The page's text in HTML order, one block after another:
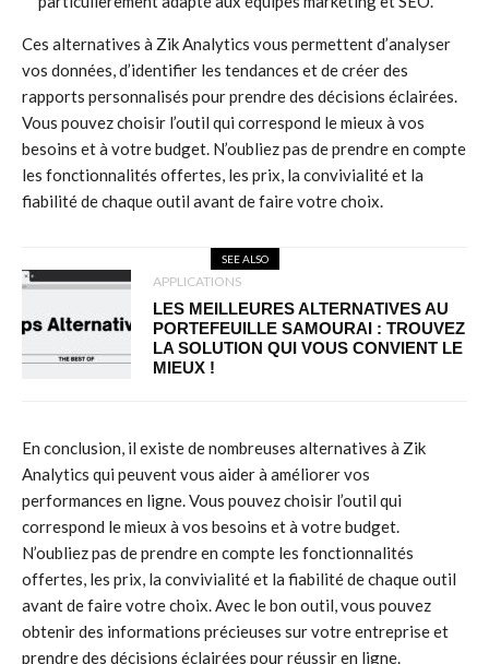
Ces alternatives à Zik Analytics vous permettent d’analyser
vos données, d’identifier les tendances et de créer des
rapports personnalisés pour prendre des décisions éclairées.
Vous pouvez choisir l’outil qui correspond le mieux à vos
besoins et à votre budget. N’oubliez pas de prendre en compte
les fonctionnalités offertes, les prix, la convivialité et la
fiabilité de chaque outil avant de faire votre choix.
SEE ALSO
APPLICATIONS
LES MEILLEURES ALTERNATIVES AU
PORTEFEUILLE SAMOURAI : TROUVEZ
LA SOLUTION QUI VOUS CONVIENT LE
MIEUX !
En conclusion, il existe de nombreuses alternatives à Zik
Analytics qui peuvent vous aider à améliorer vos
performances en ligne. Vous pouvez choisir l’outil qui
correspond le mieux à vos besoins et à votre budget.
N’oubliez pas de prendre en compte les fonctionnalités
offertes, les prix, la convivialité et la fiabilité de chaque outil
avant de faire votre choix. Avec le bon outil, vous pouvez
obtenir des informations précieuses sur votre entreprise et
prendre des décisions éclairées pour réussir en ligne.